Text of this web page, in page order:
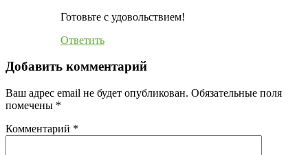
Готовьте с удовольствием!
Ответить
Добавить комментарий
Ваш адрес email не будет опубликован. Обязательные поля
помечены *
Комментарий *